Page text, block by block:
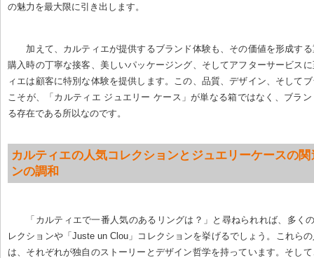
の魅力を最大限に引き出します。
加えて、カルティエが提供するブランド体験も、その価値を形成す
購入時の丁寧な接客、美しいパッケージング、そしてアフターサービス
ィエは顧客に特別な体験を提供します。この、品質、デザイン、そして
こそが、「カルティエ ジュエリー ケース」が単なる箱ではなく、ブラ
る存在である所以なのです。
カルティエの人気コレクションとジュエリーケースの
ンの調和
「カルティエで一番人気のあるリングは？」と尋ねられれば、多く
レクションや「Juste un Clou」コレクションを挙げるでしょう。これら
は、それぞれが独自のストーリーとデザイン哲学を持っています。そし